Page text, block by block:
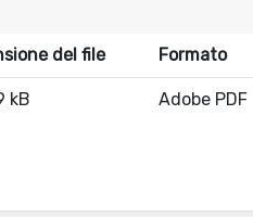
del file Formato
kB Adobe PDF